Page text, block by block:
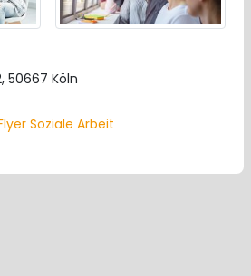
50667 Köln
Soziale Arbeit